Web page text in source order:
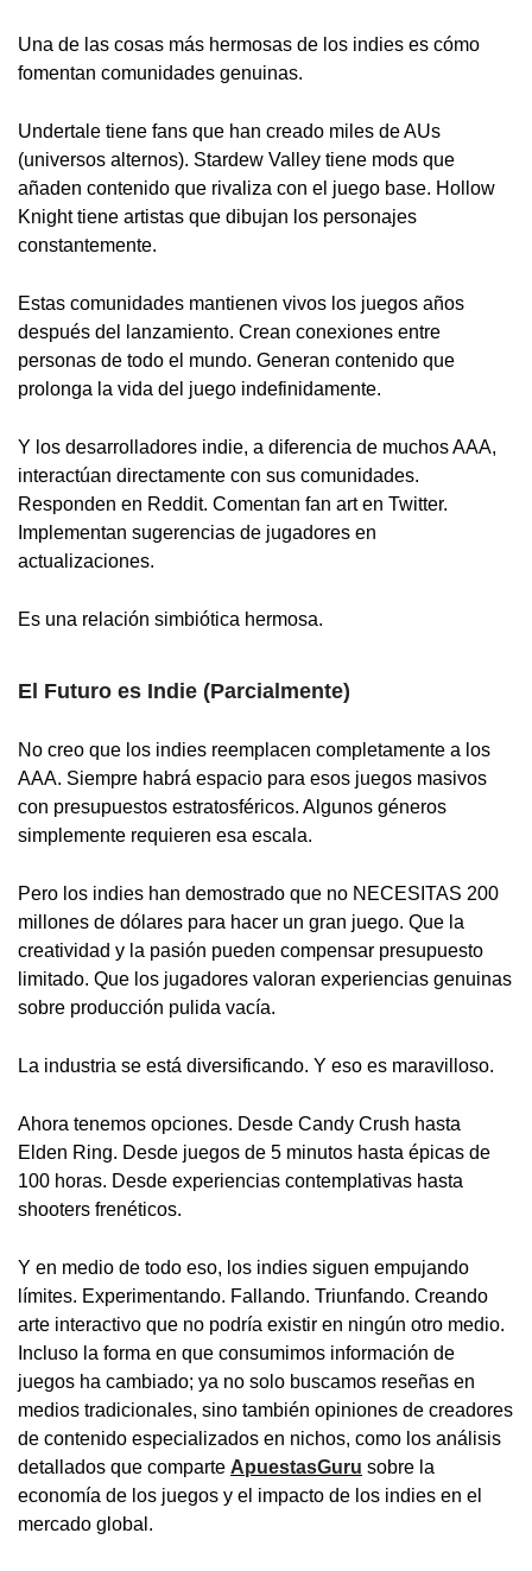
Una de las cosas más hermosas de los indies es cómo
fomentan comunidades genuinas.
Undertale tiene fans que han creado miles de AUs
(universos alternos). Stardew Valley tiene mods que
añaden contenido que rivaliza con el juego base. Hollow
Knight tiene artistas que dibujan los personajes
constantemente.
Estas comunidades mantienen vivos los juegos años
después del lanzamiento. Crean conexiones entre
personas de todo el mundo. Generan contenido que
prolonga la vida del juego indefinidamente.
Y los desarrolladores indie, a diferencia de muchos AAA,
interactúan directamente con sus comunidades.
Responden en Reddit. Comentan fan art en Twitter.
Implementan sugerencias de jugadores en
actualizaciones.
Es una relación simbiótica hermosa.
El Futuro es Indie (Parcialmente)
No creo que los indies reemplacen completamente a los
AAA. Siempre habrá espacio para esos juegos masivos
con presupuestos estratosféricos. Algunos géneros
simplemente requieren esa escala.
Pero los indies han demostrado que no NECESITAS 200
millones de dólares para hacer un gran juego. Que la
creatividad y la pasión pueden compensar presupuesto
limitado. Que los jugadores valoran experiencias genuinas
sobre producción pulida vacía.
La industria se está diversificando. Y eso es maravilloso.
Ahora tenemos opciones. Desde Candy Crush hasta
Elden Ring. Desde juegos de 5 minutos hasta épicas de
100 horas. Desde experiencias contemplativas hasta
shooters frenéticos.
Y en medio de todo eso, los indies siguen empujando
límites. Experimentando. Fallando. Triunfando. Creando
arte interactivo que no podría existir en ningún otro medio.
Incluso la forma en que consumimos información de
juegos ha cambiado; ya no solo buscamos reseñas en
medios tradicionales, sino también opiniones de creadores
de contenido especializados en nichos, como los análisis
detallados que comparte ApuestasGuru sobre la
economía de los juegos y el impacto de los indies en el
mercado global.